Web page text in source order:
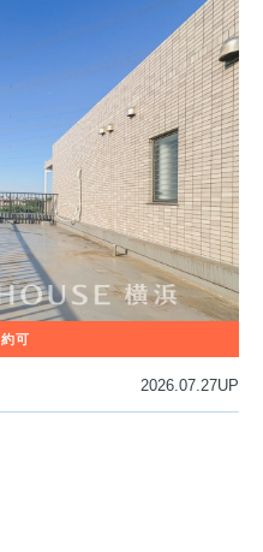
2026.07.27UP